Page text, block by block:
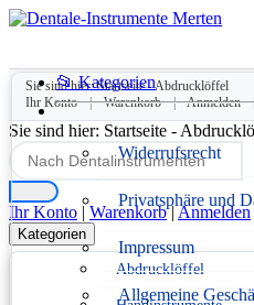
📂 Kategorien
Widerrufsrecht
Privatsphäre und
Impressum
Allgemeine
Sie sind hier:Startseite -Abdrucklöffel
Ihr Konto
| Warenkorb | Anmelden |
Sie sind hier: Startseite -
Ihr Konto | Warenkorb | Anmelden
Kategorien
Abdrucklöffel